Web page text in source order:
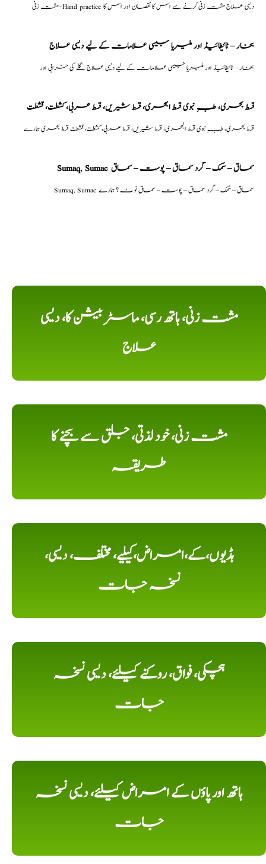
مشت زنی–Hand practice دیسی علاج مشت زنی کرنے سے اس کا نقصان اور اس کا
بخار – ٹائیفائیڈ اور ملیریا جیسی علامات کے لیے دیسی علاج
بخار – ٹائیفائیڈ اور ملیریا جیسی علامات کے لیے دیسی علاج گلے کی خرابی اور
قسط بحری، طبِ نبوی قسط البحری، قسط شیریں، قسط عربی، كشطت، قشطت
قسط بحری، طبِ نبوی قسط البحری، قسط شیریں، قسط عربی، كشطت، قشطت قسط بحری ہمارے
Sumaq, Sumac سماق – سُمک – گرد سماق – پوست – سماق
Sumaq, Sumac سماق – سُمک – گرد سماق – پوست – سماق نوٹ ؟ ہمارے
مشت زنی، ہاتھ رسی، ماسٹر بیشن کا، دیسی
علاج
مشت زنی، خود لذتی، جلق سے بچنے کا
طریقہ
ہڈیوں،کے،امراض،کیلیے، مختلف، دیسی،
نسخہ جات
ہچکی، فواق، روکنے کیلئے، دیسی نسخہ
جات
ہاتھ اور پاؤں کے امراض کیلئے، دیسی نسخہ
جات